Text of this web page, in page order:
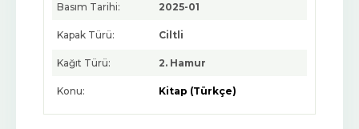
Basım Tarihi: 2025-01
Kapak Türü: Ciltli
Kağıt Türü: 2. Hamur
Konu: Kitap (Türkçe)